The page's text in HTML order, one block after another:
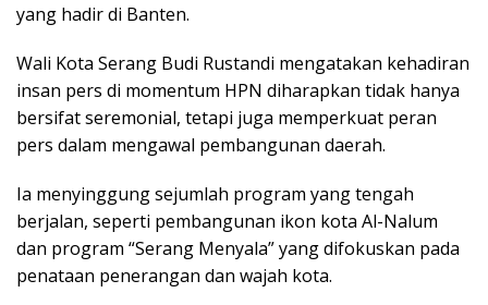
yang hadir di Banten.
Wali Kota Serang Budi Rustandi mengatakan kehadiran
insan pers di momentum HPN diharapkan tidak hanya
bersifat seremonial, tetapi juga memperkuat peran
pers dalam mengawal pembangunan daerah.
Ia menyinggung sejumlah program yang tengah
berjalan, seperti pembangunan ikon kota Al-Nalum
dan program “Serang Menyala” yang difokuskan pada
penataan penerangan dan wajah kota.